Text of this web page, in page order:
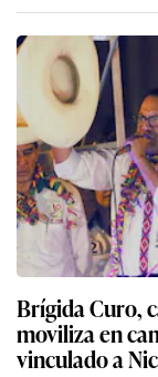
Brígida Curo,
moviliza en
vinculado a